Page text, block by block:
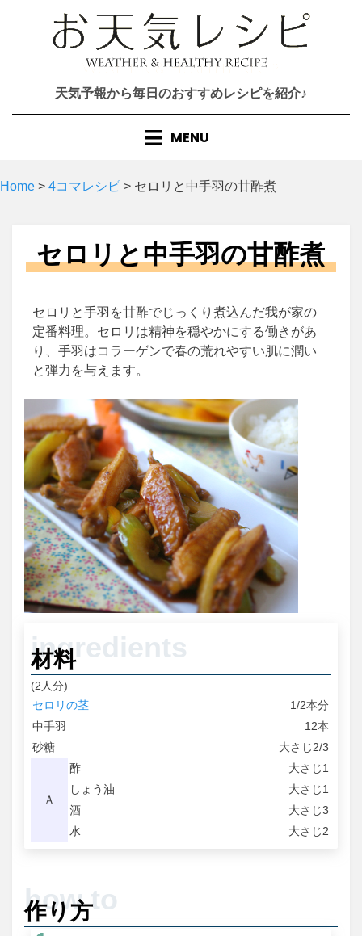
天気予報から毎日のおすすめレシピを紹介♪
MENU
Home > 4コマレシピ > セロリと中手羽の甘酢煮
セロリと中手羽の甘酢煮
セロリと手羽を甘酢でじっくり煮込んだ我が家の
定番料理。セロリは精神を穏やかにする働きがあ
り、手羽はコラーゲンで春の荒れやすい肌に潤い
と弾力を与えます。
材料
(2人分)
セロリの茎
1/2本分
中手羽
12本
砂糖
大さじ2/3
Ａ
酢
大さじ1
しょう油
大さじ1
酒
大さじ3
水
大さじ2
作り方